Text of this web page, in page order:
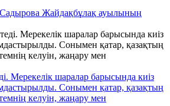
Жайдақбұлақ ауылының
Мерекелік шаралар барысында киіз
Сонымен қатар, қазақтың
келуін, жаңару мен